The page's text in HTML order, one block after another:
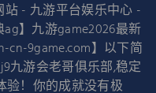
- 九游平台娱乐中心 -
】九游game2026最新
cn-9game.com】以下简
九游会老哥俱乐部,稳定
验！你的成就没有极